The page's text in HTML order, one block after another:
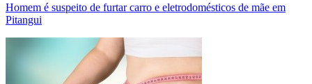
Homem é suspeito de furtar carro e eletrodomésticos de mãe em
Pitangui